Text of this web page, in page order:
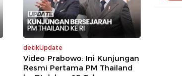
detikUpdate
Video Prabowo: Ini Kunjungan
Resmi Pertama PM Thailand